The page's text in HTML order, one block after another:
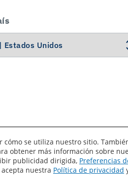
Cadenas de Suministro de
se utiliza nuestro sitio.
obtener más información sobre
publicidad dirigida, Preferencias
nuestra Política de privacidad